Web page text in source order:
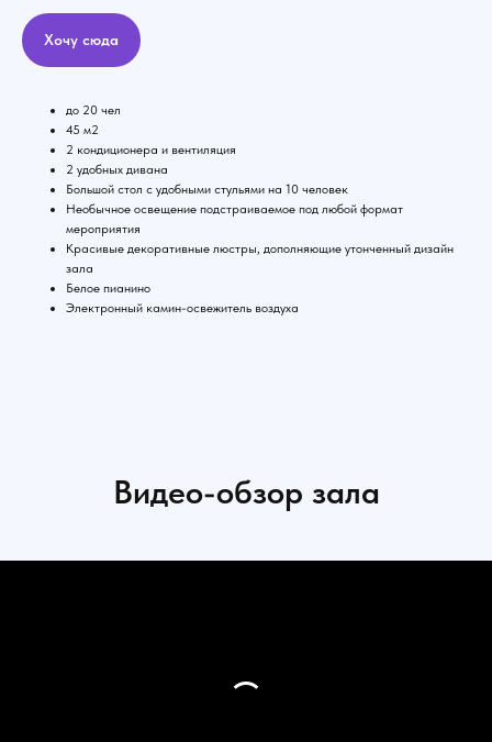
Хочу сюда
до 20 чел
45 м2
2 кондиционера и вентиляция
2 удобных дивана
Большой стол с удобными стульями на 10 человек
Необычное освещение подстраиваемое под любой формат
мероприятия
Красивые декоративные люстры, дополняющие утонченный дизайн
зала
Белое пианино
Электронный камин-освежитель воздуха
Видео-обзор зала